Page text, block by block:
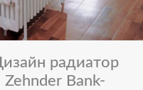
радиатор
Zehnder Bank-